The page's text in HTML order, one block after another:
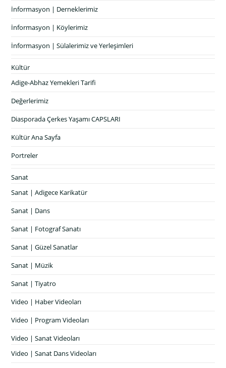
İnformasyon | Derneklerimiz
İnformasyon | Köylerimiz
İnformasyon | Sülalerimiz ve Yerleşimleri
Kültür
Adige-Abhaz Yemekleri Tarifi
Değerlerimiz
Diasporada Çerkes Yaşamı CAPSLARI
Kültür Ana Sayfa
Portreler
Sanat
Sanat | Adigece Karikatür
Sanat | Dans
Sanat | Fotograf Sanatı
Sanat | Güzel Sanatlar
Sanat | Müzik
Sanat | Tiyatro
Video | Haber Videoları
Video | Program Videoları
Video | Sanat Videoları
Video | Sanat Dans Videoları